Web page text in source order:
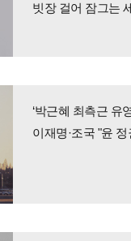
빗장 걸어 잠그는
‘박근혜 최측근 유
이재명·조국 "윤